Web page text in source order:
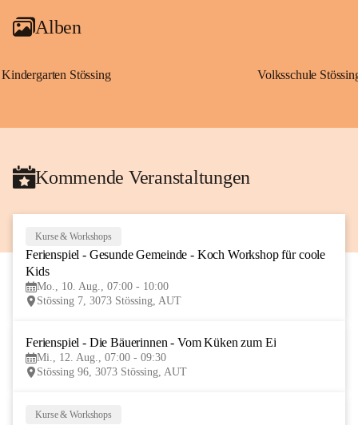
Alben
Kindergarten Stössing Volksschule
Kommende Veranstaltungen
AUG
Kurse & Workshops
Ferienspiel - Gesunde Gemeinde - Koch Workshop für coole
Kids
Mo., 10. Aug., 07:00 - 10:00
Stössing 7, 3073 Stössing, AUT
Ferienspiel - Die Bäuerinnen - Vom Küken zum Ei
Mi., 12. Aug., 07:00 - 09:30
Stössing 96, 3073 Stössing, AUT
Kurse & Workshops